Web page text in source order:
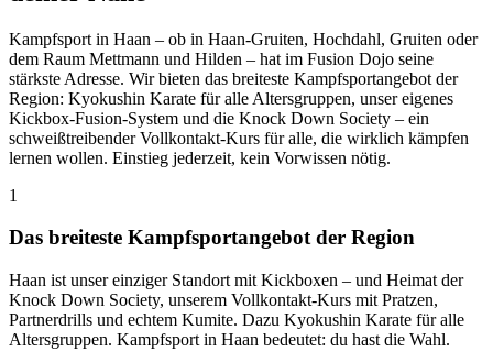
Kampfsport in Haan – ob in Haan-Gruiten, Hochdahl, Gruiten oder
dem Raum Mettmann und Hilden – hat im Fusion Dojo seine
stärkste Adresse. Wir bieten das breiteste Kampfsportangebot der
Region: Kyokushin Karate für alle Altersgruppen, unser eigenes
Kickbox-Fusion-System und die Knock Down Society – ein
schweißtreibender Vollkontakt-Kurs für alle, die wirklich kämpfen
lernen wollen. Einstieg jederzeit, kein Vorwissen nötig.
1
Das breiteste Kampfsportangebot der Region
Haan ist unser einziger Standort mit Kickboxen – und Heimat der
Knock Down Society, unserem Vollkontakt-Kurs mit Pratzen,
Partnerdrills und echtem Kumite. Dazu Kyokushin Karate für alle
Altersgruppen. Kampfsport in Haan bedeutet: du hast die Wahl.